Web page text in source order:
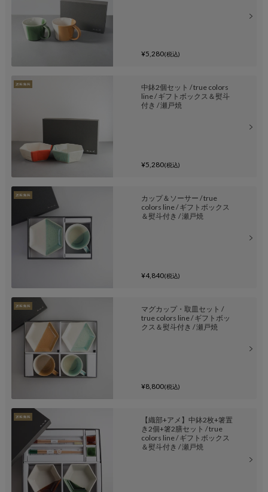
¥5,280(税込)
中鉢2個セット / true colors
line / ギフトボックス＆熨斗
付き / 瀬戸焼
¥5,280(税込)
カップ＆ソーサー / true
colors line / ギフトボックス
＆熨斗付き / 瀬戸焼
¥4,840(税込)
マグカップ・取皿セット /
true colors line / ギフトボッ
クス＆熨斗付き / 瀬戸焼
¥8,800(税込)
【織部+アメ】中鉢2枚+箸置
き2個+箸2膳セット / true
colors line / ギフトボックス
＆熨斗付き / 瀬戸焼